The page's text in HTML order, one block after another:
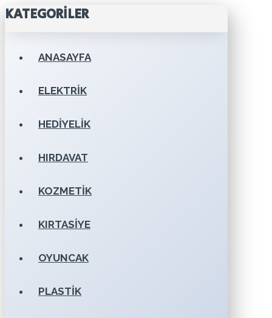
KATEGORILER
ANASAYFA
ELEKTRIK
HEDIYELIK
HIRDAVAT
KOZMETIK
KIRTASIYE
OYUNCAK
PLASTIK